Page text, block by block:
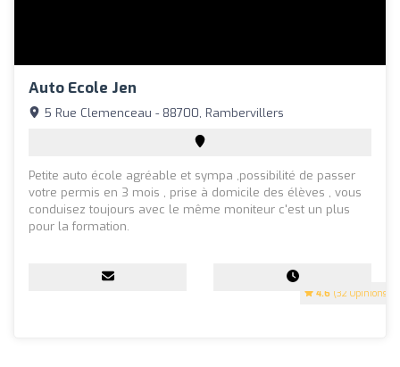
Auto Ecole Jen
4.6 (32 Opinions)
5 Rue Clemenceau - 88700, Rambervillers
Petite auto école agréable et sympa ,possibilité de passer
votre permis en 3 mois , prise à domicile des élèves , vous
conduisez toujours avec le même moniteur c'est un plus
pour la formation.